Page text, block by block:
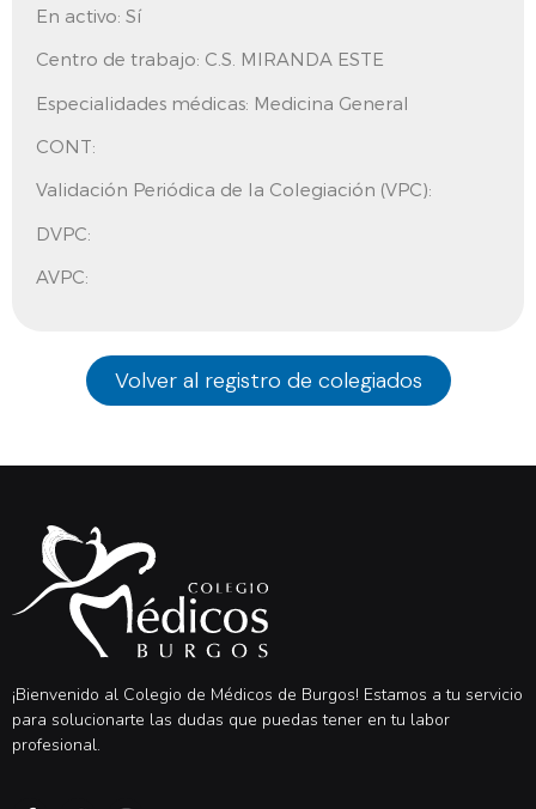
En activo: Sí
Centro de trabajo: C.S. MIRANDA ESTE
Especialidades médicas: Medicina General
CONT:
Validación Periódica de la Colegiación (VPC):
DVPC:
AVPC:
Volver al registro de colegiados
¡Bienvenido al Colegio de Médicos de Burgos! Estamos a tu servicio
para solucionarte las dudas que puedas tener en tu labor
profesional.